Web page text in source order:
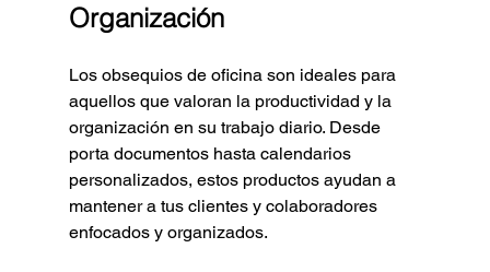
Organización
Los obsequios de oficina son ideales para
aquellos que valoran la productividad y la
organización en su trabajo diario. Desde
porta documentos hasta calendarios
personalizados, estos productos ayudan a
mantener a tus clientes y colaboradores
enfocados y organizados.